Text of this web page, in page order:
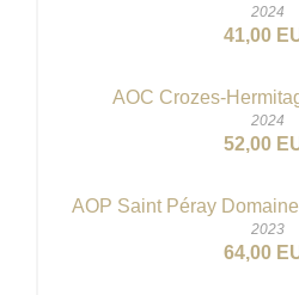
2024
41,00
AOC Crozes-
2024
52,00
AOP Saint Péray
2023
64,00